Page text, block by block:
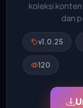
koleksi
dan
v1.0.25
120